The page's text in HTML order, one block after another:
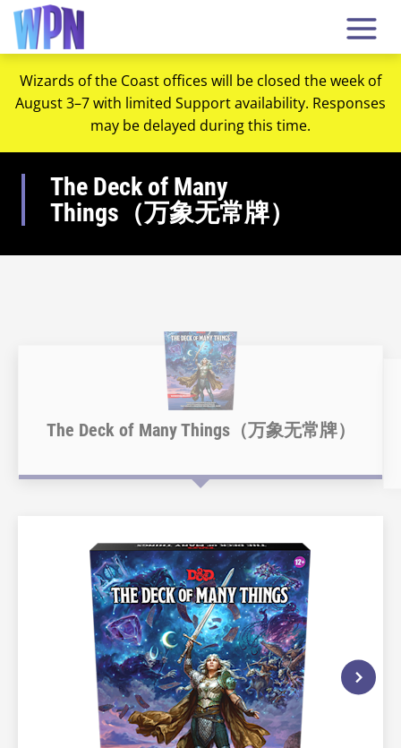
Wizards of the Coast offices will be closed the week of
August 3–7 with limited Support availability. Responses
may be delayed during this time.
The Deck of Many
Things（万象无常牌）
The Deck of Many Things（万象无常牌）